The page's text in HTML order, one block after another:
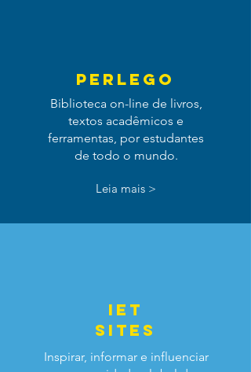
perlego
Biblioteca on-line de livros,
textos acadêmicos e
ferramentas, ​​por estudantes
de todo o mundo.
Leia mais >
iet
sites
Inspirar, informar e influenciar